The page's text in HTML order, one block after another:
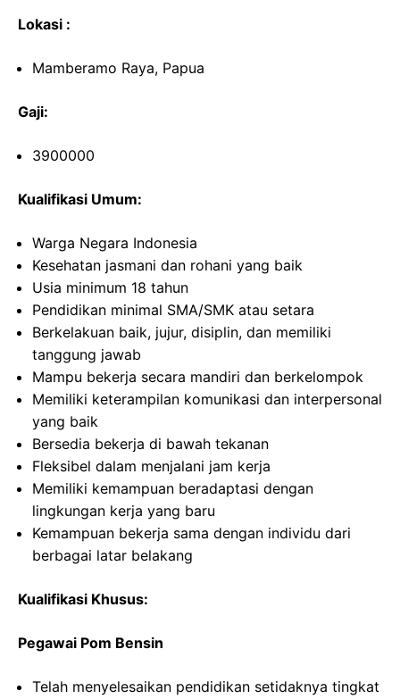
Lokasi :
Mamberamo Raya, Papua
Gaji:
3900000
Kualifikasi Umum:
Warga Negara Indonesia
Kesehatan jasmani dan rohani yang baik
Usia minimum 18 tahun
Pendidikan minimal SMA/SMK atau setara
Berkelakuan baik, jujur, disiplin, dan memiliki
tanggung jawab
Mampu bekerja secara mandiri dan berkelompok
Memiliki keterampilan komunikasi dan interpersonal
yang baik
Bersedia bekerja di bawah tekanan
Fleksibel dalam menjalani jam kerja
Memiliki kemampuan beradaptasi dengan
lingkungan kerja yang baru
Kemampuan bekerja sama dengan individu dari
berbagai latar belakang
Kualifikasi Khusus:
Pegawai Pom Bensin
Telah menyelesaikan pendidikan setidaknya tingkat